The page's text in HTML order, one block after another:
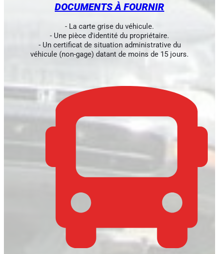
DOCUMENTS À FOURNIR
- La carte grise du véhicule.
- Une pièce d'identité du propriétaire.
- Un certificat de situation administrative du
véhicule (non-gage) datant de moins de 15 jours.